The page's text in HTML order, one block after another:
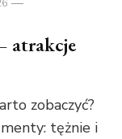
atrakcje
zobaczyć?
tężnie i